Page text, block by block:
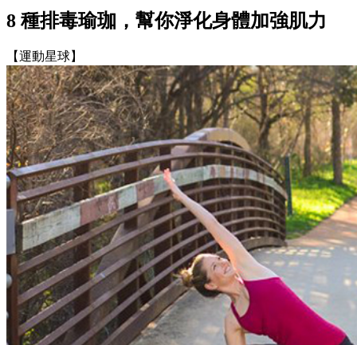
8 種排毒瑜珈，幫你淨化身體加強肌力
【運動星球】